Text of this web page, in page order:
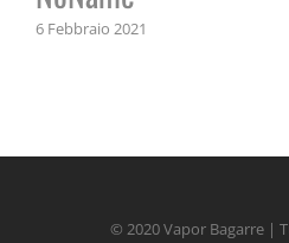
6 Febbraio 2021
© 2020 Vapor Bagarre |